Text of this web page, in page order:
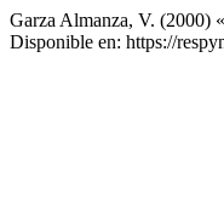
Garza Almanza, V. (2000)
Disponible en: https://